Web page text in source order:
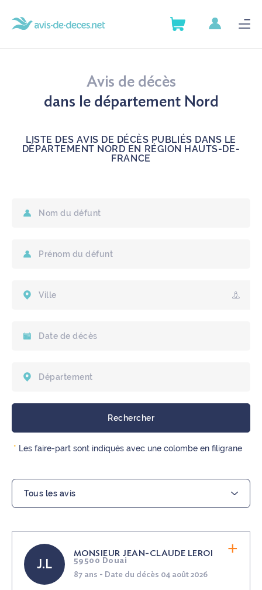
SERVICES
ANNUAIRE DES POMPES
ARTICLES
Avis de décès
dans le département Nord
LISTE DES AVIS DE DÉCÈS PUBLIÉS DANS LE
DÉPARTEMENT NORD EN RÉGION HAUTS-DE-
FRANCE
* Les faire-part sont indiqués avec une colombe en filigrane
J.L
MONSIEUR JEAN-CLAUDE LEROI
59500 Douai
87 ans - Date du décès 04 août 2026